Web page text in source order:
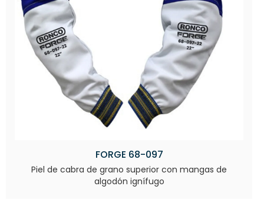
FORGE 68-097
Piel de cabra de grano superior con mangas de
algodón ignífugo